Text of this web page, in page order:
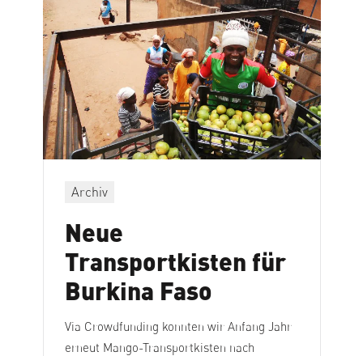
Archiv
Neue
Transportkisten für
Burkina Faso
Via Crowdfunding konnten wir Anfang Jahr
erneut Mango-Transportkisten nach